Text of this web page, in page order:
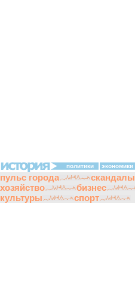
политики экономики
пульс города скандалы
хозяйство
бизнес
культуры
спорт